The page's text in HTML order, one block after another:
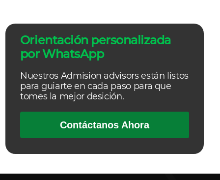
Orientación personalizada
por WhatsApp
Nuestros Admision advisors están listos
para guiarte en cada paso para que
tomes la mejor desición.
Contáctanos Ahora